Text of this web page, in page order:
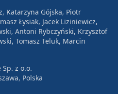
Katarzyna Gójska, Piotr
Łysiak, Jacek Liziniewicz,
Antoni Rybczyński, Krzysztof
Tomasz Teluk, Marcin
Sp. z o.o.
Polska